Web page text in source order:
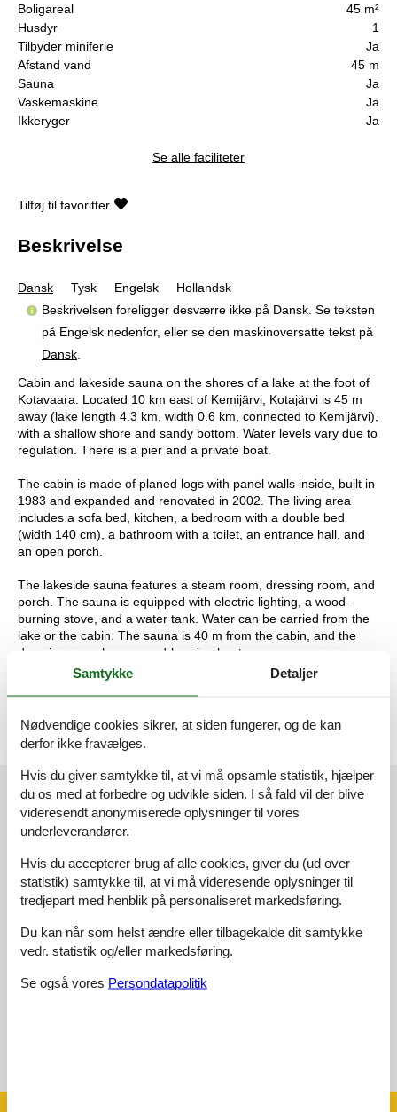
Boligareal
45 m²
Husdyr
1
Tilbyder miniferie
Ja
Afstand vand
45 m
Sauna
Ja
Vaskemaskine
Ja
Ikkeryger
Ja
Se alle faciliteter
Tilføj til favoritter
Beskrivelse
Dansk Tysk Engelsk
Hollandsk
Beskrivelsen foreligger desværre ikke på Dansk. Se teksten
på Engelsk nedenfor, eller se den maskinoversatte tekst på
Dansk
Cabin and lakeside sauna on the shores of a lake at the foot of
Kotavaara. Located 10 km east of Kemijärvi, Kotajärvi is 45 m
away (lake length 4.3 km, width 0.6 km, connected to Kemijärvi),
with a shallow shore and sandy bottom. Water levels vary due to
regulation. There is a pier and a private boat.
The cabin is made of planed logs with panel walls inside, built in
1983 and expanded and renovated in 2002. The living area
includes a sofa bed, kitchen, a bedroom with a double bed
(width 140 cm), a bathroom with a toilet, an entrance hall, and
an open porch.
The lakeside sauna features a steam room, dressing room, and
porch. The sauna is equipped with electric lighting, a wood-
burning stove, and a water tank. Water can be carried from the
lake or the cabin. The sauna is 40 m from the cabin, and the
dressing room has a wood-burning heater.
Eksterne anmeldelser
Vores gæsteanmeldelserEksterne anmeldelser
5,0
Generelt:
Ingen detaljerede eksterne anmeldelser
Samtykke Detaljer
Nødvendige cookies sikrer, at siden fungerer, og de kan
derfor ikke fravælges.
Hvis du giver samtykke til, at vi må opsamle statistik, hjælper
du os med at forbedre og udvikle siden. I så fald vil der blive
videresendt anonymiserede oplysninger til vores
underleverandører.
Hvis du accepterer brug af alle cookies, giver du (ud over
statistik) samtykke til, at vi må videresende oplysninger til
tredjepart med henblik på personaliseret markedsføring.
Du kan når som helst ændre eller tilbagekalde dit samtykke
vedr. statistik og/eller markedsføring.
Se også vores Persondatapolitik